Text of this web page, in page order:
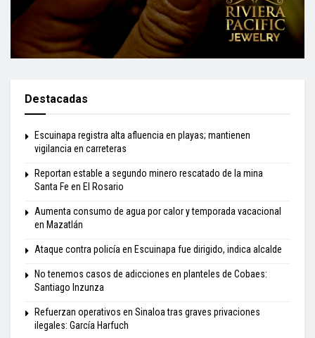
Destacadas
Escuinapa registra alta afluencia en playas; mantienen
vigilancia en carreteras
Reportan estable a segundo minero rescatado de la mina
Santa Fe en El Rosario
Aumenta consumo de agua por calor y temporada vacacional
en Mazatlán
Ataque contra policía en Escuinapa fue dirigido, indica alcalde
No tenemos casos de adicciones en planteles de Cobaes:
Santiago Inzunza
Refuerzan operativos en Sinaloa tras graves privaciones
ilegales: García Harfuch